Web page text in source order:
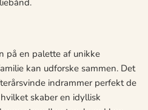
på en palette af unikke
kan udforske sammen. Det
indrammer perfekt de
skaber en idyllisk